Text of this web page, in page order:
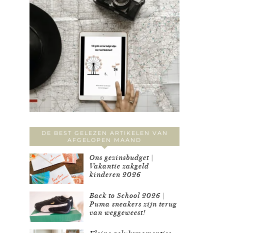
DE BEST GELEZEN ARTIKELEN VAN
AFGELOPEN MAAND
Ons gezinsbudget |
Vakantie zakgeld
kinderen 2026
Back to School 2026 |
Puma sneakers zijn terug
van weggeweest!